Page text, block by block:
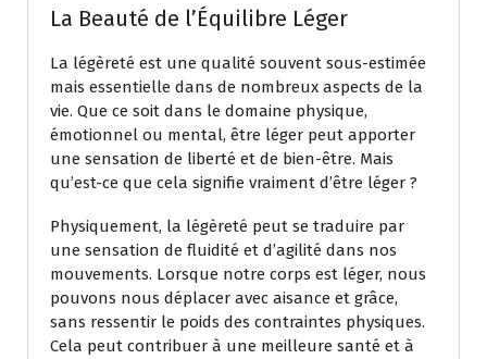
La Beauté de l’Équilibre Léger
La légèreté est une qualité souvent sous-estimée
mais essentielle dans de nombreux aspects de la
vie. Que ce soit dans le domaine physique,
émotionnel ou mental, être léger peut apporter
une sensation de liberté et de bien-être. Mais
qu’est-ce que cela signifie vraiment d’être léger ?
Physiquement, la légèreté peut se traduire par
une sensation de fluidité et d’agilité dans nos
mouvements. Lorsque notre corps est léger, nous
pouvons nous déplacer avec aisance et grâce,
sans ressentir le poids des contraintes physiques.
Cela peut contribuer à une meilleure santé et à